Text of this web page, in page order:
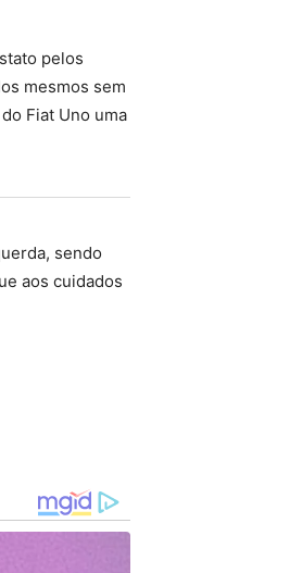
pelos
mesmos sem
Fiat Uno uma
sendo
aos cuidados